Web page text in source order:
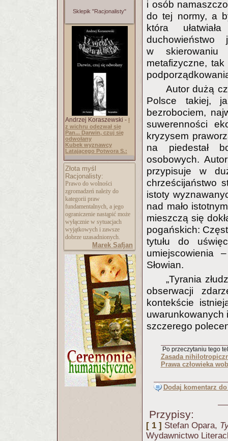
Sklepik "Racjonalisty"
Andrzej Koraszewski - I
z wichru odezwał się
Pan... Darwin, czuj się
odwołany
Kubek wyznawcy
Latającego Potwora S.:
Złota myśl
Racjonalisty:
Prawo do wolności
zgromadzeń należy do
kategorii praw
fundamentalnych, a jego
ograniczenie nastąpić może
wyłącznie w sytuacjach
wyjątkowych i zawsze
dobrze uzasadnionych.
Marek Safjan
i osób
do tej normy, a
która
w skierowaniu
metafizyczne, tak
Autor dużą
Polsce takiej,
bezrobociem,
suwerenności
kryzysem
na piedestał
osobowych.
przypisuje w
chrześcijaństwo
istoty
nad mało
mieszczą się
pogańskich:
tytułu do
umiejscowienia
Słowian.
„Tyrania
obserwacji
kontekście
uwarunkowanych
szczerego
Po przeczytaniu tego
Zasada
Prawa człowieka
Dodaj komentarz
Przypisy:
[ 1 ] Stefan Opara,
Wydawnictwo